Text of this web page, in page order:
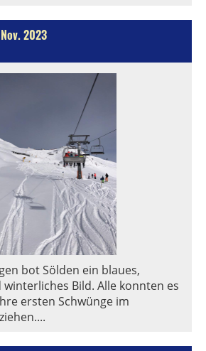
2023
bot Sölden ein blaues,
Bild. Alle konnten es
ersten Schwünge im